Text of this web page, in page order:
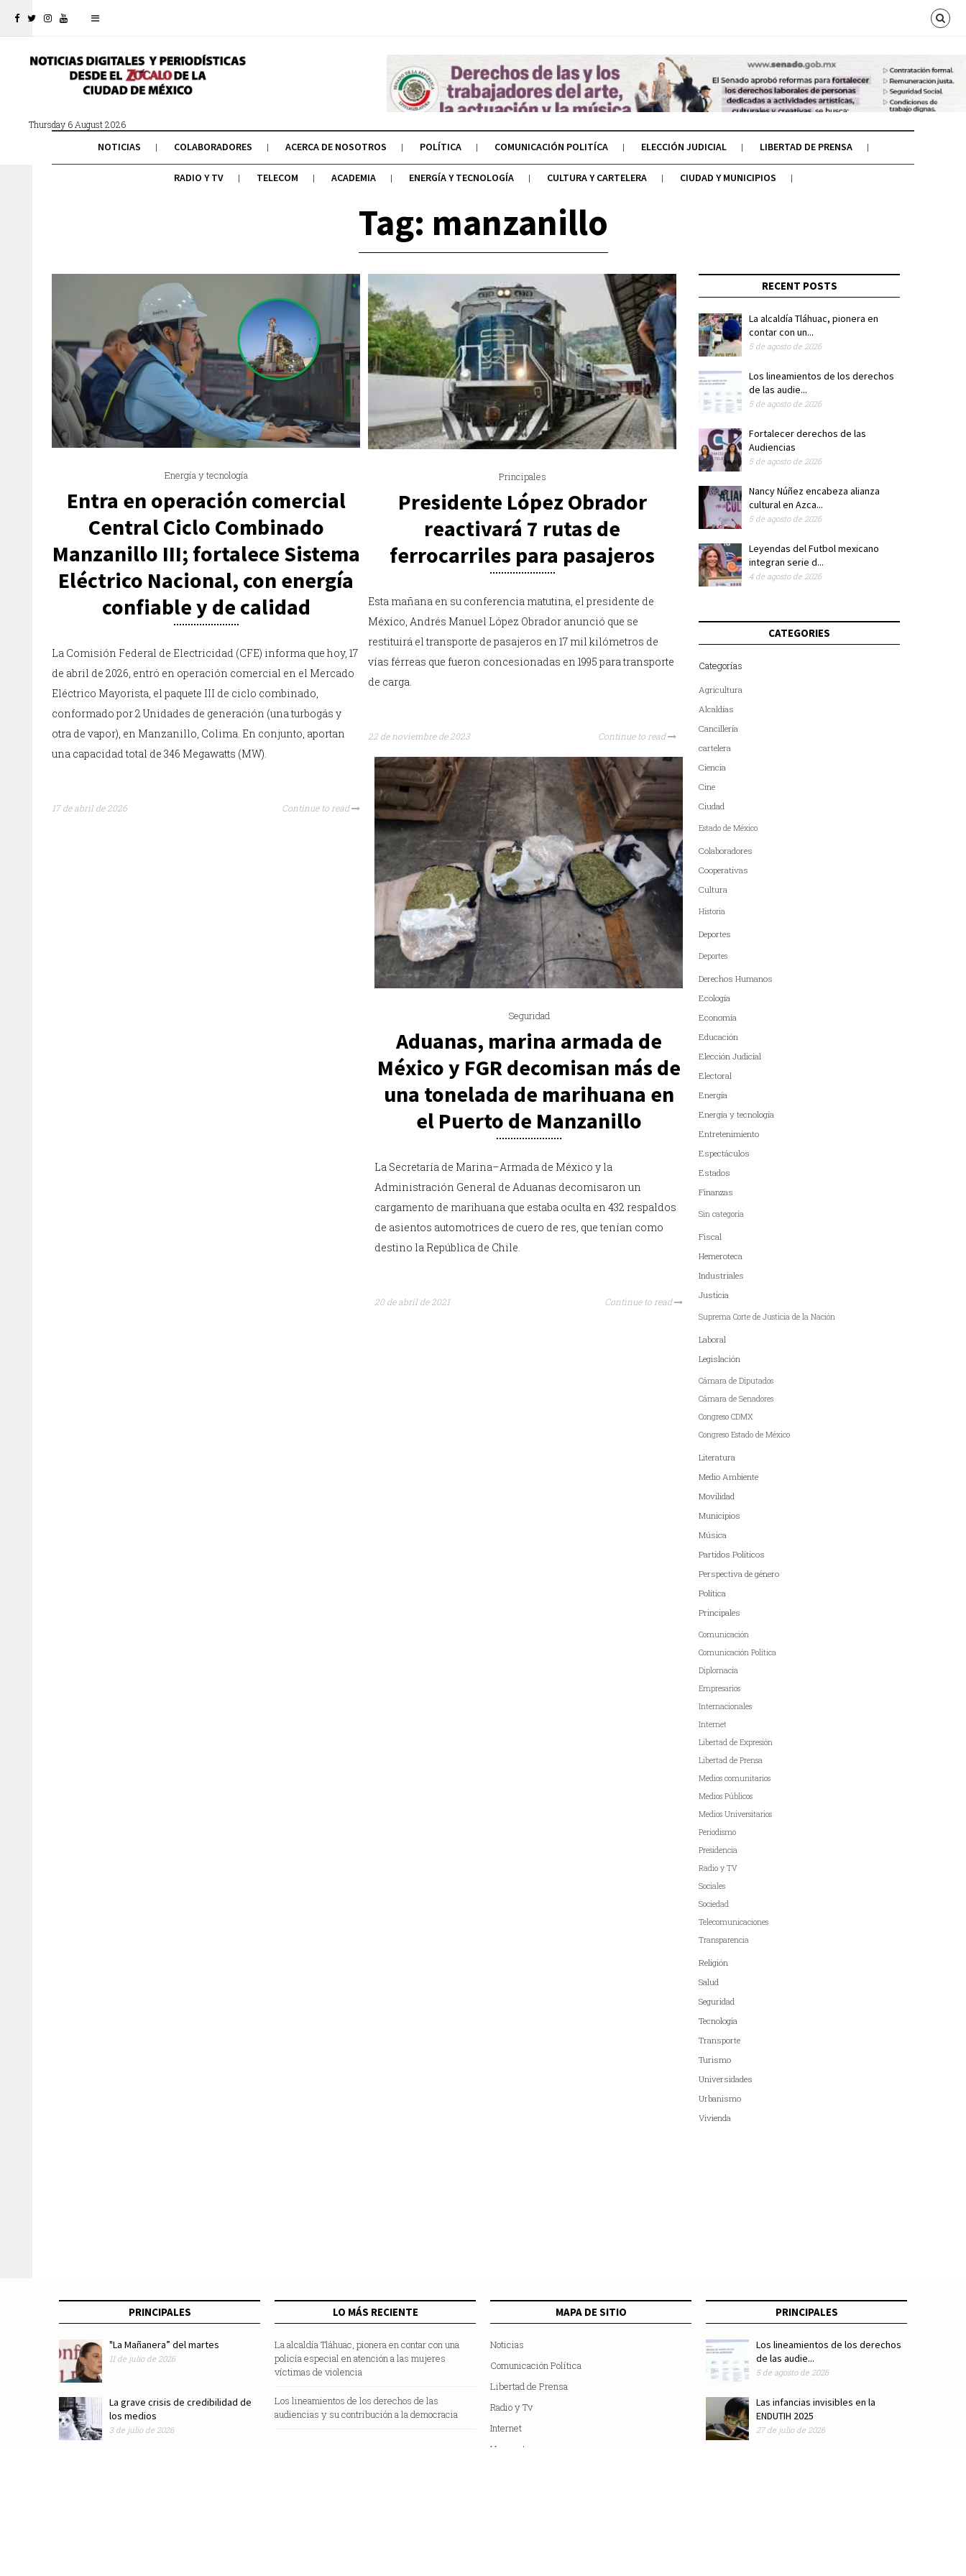
Thursday 6 August 2026
NOTICIAS COLABORADORES ACERCA DE NOSOTROS POLÍTICA COMUNICACIÓN POLITÍCA ELECCIÓN JUDICIAL LIBERTAD DE PRENSA
RADIO Y TV TELECOM ACADEMIA ENERGÍA Y TECNOLOGÍA CULTURA Y CARTELERA CIUDAD Y MUNICIPIOS
Tag: manzanillo
Energía y tecnología
Entra en operación comercial
Central Ciclo Combinado
Manzanillo III; fortalece Sistema
Eléctrico Nacional, con energía
confiable y de calidad
La Comisión Federal de Electricidad (CFE) informa que hoy, 17
de abril de 2026, entró en operación comercial en el Mercado
Eléctrico Mayorista, el paquete III de ciclo combinado,
conformado por 2 Unidades de generación (una turbogás y
otra de vapor), en Manzanillo, Colima. En conjunto, aportan
una capacidad total de 346 Megawatts (MW).
17 de abril de 2026 Continue to read
Principales
Presidente López Obrador
reactivará 7 rutas de
ferrocarriles para pasajeros
Esta mañana en su conferencia matutina, el presidente de
México, Andrés Manuel López Obrador anunció que se
restituirá el transporte de pasajeros en 17 mil kilómetros de
vías férreas que fueron concesionadas en 1995 para transporte
de carga.
22 de noviembre de 2023 Continue to read
Seguridad
Aduanas, marina armada de
México y FGR decomisan más de
una tonelada de marihuana en
el Puerto de Manzanillo
La Secretaría de Marina–Armada de México y la
Administración General de Aduanas decomisaron un
cargamento de marihuana que estaba oculta en 432 respaldos
de asientos automotrices de cuero de res, que tenían como
destino la República de Chile.
20 de abril de 2021 Continue to read
RECENT POSTS
La alcaldía Tláhuac, pionera en
contar con un...
5 de agosto de 2026
Los lineamientos de los derechos
de las audie...
5 de agosto de 2026
Fortalecer derechos de las
Audiencias
5 de agosto de 2026
Nancy Núñez encabeza alianza
cultural en Azca...
5 de agosto de 2026
Leyendas del Futbol mexicano
integran serie d...
4 de agosto de 2026
CATEGORIES
Categorías
Agricultura
Alcaldías
Cancillería
cartelera
Ciencia
Cine
Ciudad
Estado de México
Colaboradores
Cooperativas
Cultura
Historia
Deportes
Deportes
Derechos Humanos
Ecología
Economía
Educación
Elección Judicial
Electoral
Energía
Energía y tecnología
Entretenimiento
Espectáculos
Estados
Finanzas
Sin categoría
Fiscal
Hemeroteca
Industriales
Justicia
Suprema Corte de Justicia de la Nación
Laboral
Legislación
Cámara de Diputados
Cámara de Senadores
Congreso CDMX
Congreso Estado de México
Literatura
Medio Ambiente
Movilidad
Municipios
Música
Partidos Políticos
Perspectiva de género
Política
Principales
Comunicación
Comunicación Política
Diplomacia
Empresarios
Internacionales
Internet
Libertad de Expresión
Libertad de Prensa
Medios comunitarios
Medios Públicos
Medios Universitarios
Periodismo
Presidencia
Radio y TV
Sociales
Sociedad
Telecomunicaciones
Transparencia
Religión
Salud
Seguridad
Tecnología
Transporte
Turismo
Universidades
Urbanismo
Vivienda
PRINCIPALES
"La Mañanera” del martes
11 de julio de 2026
La grave crisis de credibilidad de
los medios
3 de julio de 2026
LO MÁS RECIENTE
La alcaldía Tláhuac, pionera en contar con una
policía especial en atención a las mujeres
víctimas de violencia
Los lineamientos de los derechos de las
audiencias y su contribución a la democracia
MAPA DE SITIO
Noticias
Comunicación Política
Libertad de Prensa
Radio y Tv
Internet
Hemeroteca
PRINCIPALES
Los lineamientos de los derechos
de las audie...
5 de agosto de 2026
Las infancias invisibles en la
ENDUTIH 2025
27 de julio de 2026